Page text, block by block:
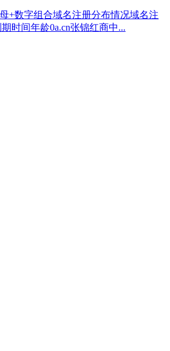
+数字组合域名注册分布情况域名注
时间年龄0a.cn张锦红商中...